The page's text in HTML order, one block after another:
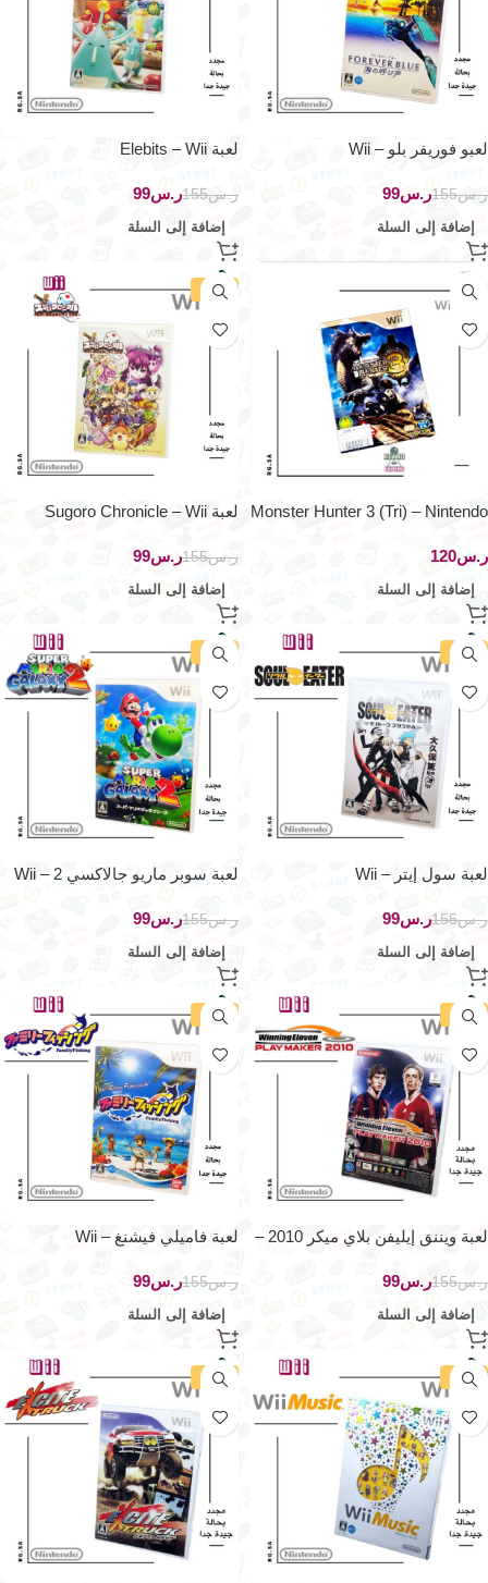
لعبو فوريفر بلو – Wii
ر.س155ر.س99
إضافة إلى السلة
لعبة Elebits – Wii
ر.س155ر.س99
إضافة إلى السلة
Monster Hunter 3 (Tri) – Nintendo
ر.س
إضافة إلى السلة
-36%
لعبة Sugoro Chronicle – Wii
ر.س155ر.س99
إضافة إلى السلة
-36%
لعبة سول إيتر – Wii
ر.س155ر.س99
إضافة إلى السلة
-36%
لعبة سوبر ماريو جالاكسي 2 – Wii
ر.س155ر.س99
إضافة إلى السلة
-36%
لعبة ويننق إيليفن بلاي ميكر 2010 –
ر.س155ر.س99
إضافة إلى السلة
-36%
لعبة فاميلي فيشنغ – Wii
ر.س155ر.س99
إضافة إلى السلة
-36%
-36%